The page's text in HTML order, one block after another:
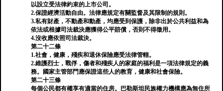
以設立受法律約束的上市公司。
2.保證經濟活動自由。法律應規定有關監督及其限制的規則。
3.私有財產，不動產和動產，均應受到保護，除非出於公共利益和為
依法或根據司法裁決應獲得公平賠償，否則不得徵用。
4.沒收應依照司法裁決。
第二十二條
1.社會，健康，殘疾和退休保險應受法律管轄。
2.維護烈士，戰俘，傷者和殘疾人的家庭的福利是一項法律規定的義
務。國家主管部門應保證這些人的教育，健康和社會保險。
第二十三條
每個公民都有權享有適當的住房。巴勒斯坦民族權力機構應為無住所